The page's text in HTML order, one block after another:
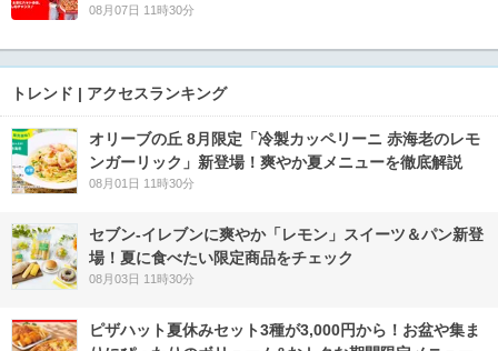
08月07日 11時30分
トレンド | アクセスランキング
オリーブの丘 8月限定「冷製カッペリーニ 赤海老のレモ
ンガーリック」新登場！爽やか夏メニューを徹底解説
08月01日 11時30分
セブン‐イレブンに爽やか「レモン」スイーツ＆パン新登
場！夏に食べたい限定商品をチェック
08月03日 11時30分
ピザハット夏休みセット3種が3,000円から！お盆や集ま